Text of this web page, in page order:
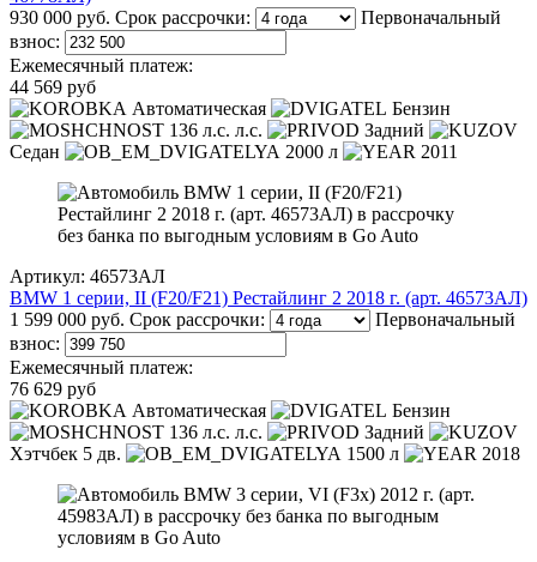
930 000 руб. Срок рассрочки:
Первоначальный
взнос:
Ежемесячный платеж:
44 569 руб
Автоматическая
Бензин
136 л.с. л.с.
Задний
Седан
2000 л 2011
Артикул: 46573АЛ
BMW 1 серии, II (F20/F21) Рестайлинг 2 2018 г. (арт. 46573АЛ)
1 599 000 руб. Срок рассрочки:
Первоначальный
взнос:
Ежемесячный платеж:
76 629 руб
Автоматическая
Бензин
136 л.с. л.с.
Задний
Хэтчбек 5 дв.
1500 л 2018